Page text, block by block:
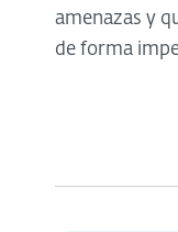
amenazas y
de forma